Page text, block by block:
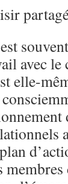
avec le
elle-